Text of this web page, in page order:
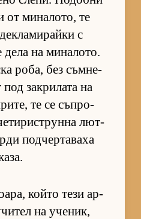
от ми­на­ло­то, те
с
дела на ми­на­ло­то.
ро­ба, без съм­не­
под зак­ри­лата на
те се съп­ро­
лют­
под­чер­та­ваха
който тези ар­
на уче­ник,